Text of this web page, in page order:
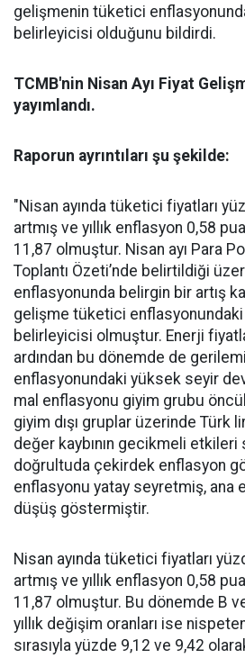
gelişmenin tüketici
belirleyicisi olduğunu bildirdi.
TCMB'nin Nisan Ayı Fiyat
yayımlandı.
Raporun ayrıntıları şu şekilde:
"Nisan ayında tüketici fiyatları
artmış ve yıllık enflasyon 0,58
11,87 olmuştur. Nisan ayı Para
Toplantı Özeti’nde belirtildiği
enflasyonunda belirgin bir artış
gelişme tüketici
belirleyicisi olmuştur. Enerji
ardından bu dönemde de
enflasyonundaki yüksek seyir
mal enflasyonu giyim grubu
giyim dışı gruplar üzerinde Türk
değer kaybının gecikmeli
doğrultuda çekirdek enflasyon
enflasyonu yatay seyretmiş, ana
düşüş göstermiştir.
Nisan ayında tüketici fiyatları
artmış ve yıllık enflasyon 0,58
11,87 olmuştur. Bu dönemde B
yıllık değişim oranları ise
sırasıyla yüzde 9,12 ve 9,42